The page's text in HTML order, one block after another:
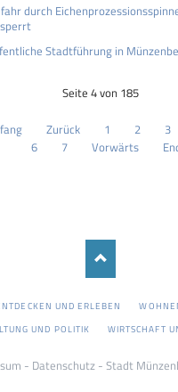
durch
Stadtführung in
Seite 4 von 185
Zurück 1 2 3
6
7 Vorwärts
UND ERLEBEN
UND POLITIK
WIRTSCHAFT
- Datenschutz- Stadt